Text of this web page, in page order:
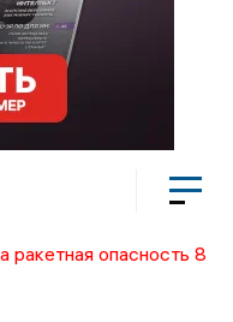
ракетная опасность 8